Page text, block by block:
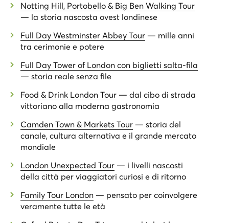
Notting Hill, Portobello & Big Ben Walking Tour
— la storia nascosta ovest londinese
Full Day Westminster Abbey Tour — mille anni
tra cerimonie e potere
Full Day Tower of London con biglietti salta-fila
— storia reale senza file
Food & Drink London Tour — dal cibo di strada
vittoriano alla moderna gastronomia
Camden Town & Markets Tour — storia del
canale, cultura alternativa e il grande mercato
mondiale
London Unexpected Tour — i livelli nascosti
della città per viaggiatori curiosi e di ritorno
Family Tour London — pensato per coinvolgere
veramente tutte le età